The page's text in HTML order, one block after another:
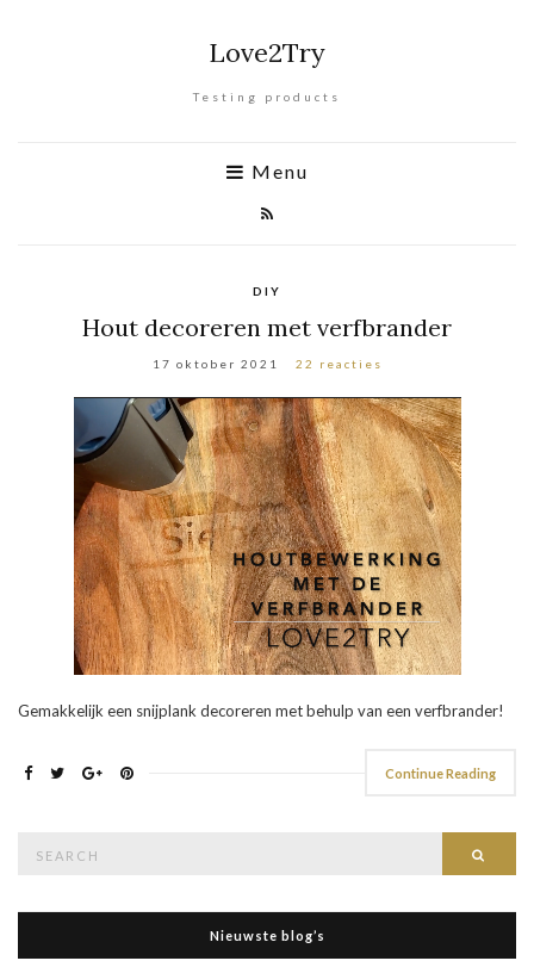
Love2Try
Testing products
Menu
DIY
Hout decoreren met verfbrander
17 oktober 2021 22 reacties
Gemakkelijk een snijplank decoreren met behulp van een verfbrander!
Continue Reading
Nieuwste blog’s